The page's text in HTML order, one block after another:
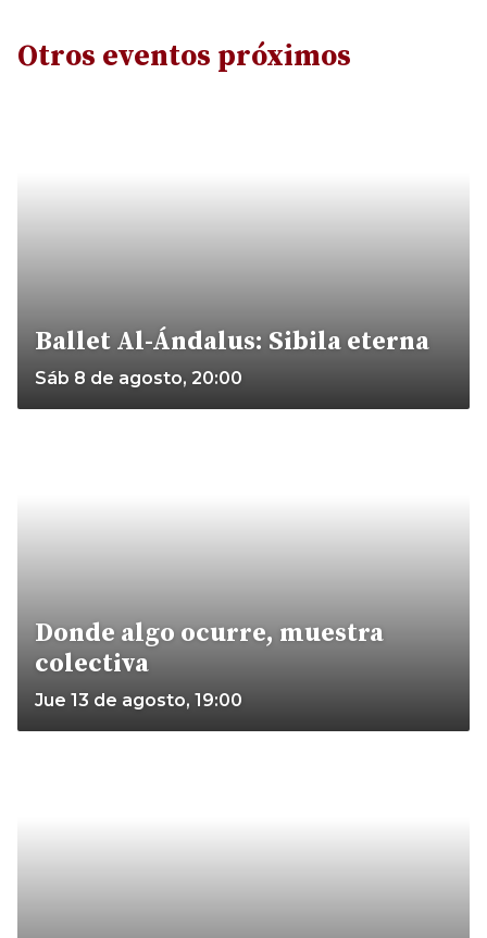
Otros eventos próximos
Ballet Al-Ándalus: Sibila eterna
Sáb 8 de agosto, 20:00
Donde algo ocurre, muestra
colectiva
Jue 13 de agosto, 19:00